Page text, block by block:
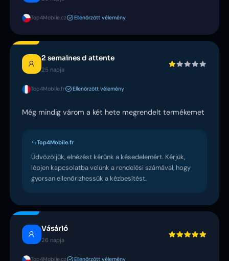
Top4Mobile.cz Ellenőrzött vélemény
2 semaines d attente
25 napja
Top4Mobile.fr Ellenőrzött vélemény
Még mindig várom a két hete megrendelt termékemet
Top4Mobile.fr
Üdvözöljük, elnézést kérünk a késedelemért. Kérjük,
lépjen kapcsolatba velünk a rendelési számával, hogy
gyorsan ellenőrizhessük a kézbesítést.
Vásárló
26 napja
Top4Mobile.cz Ellenőrzött vélemény